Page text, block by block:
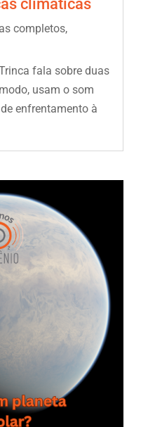
climáticas
completos,
fala sobre duas
usam o som
enfrentamento à